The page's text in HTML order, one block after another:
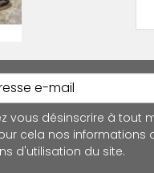
vous désinscrire à tout
cela nos informations
d'utilisation du site.